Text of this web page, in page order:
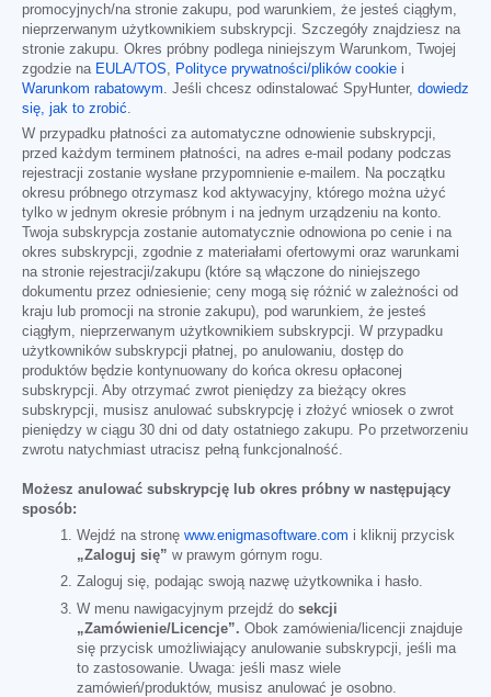
promocyjnych/na stronie zakupu, pod warunkiem, że jesteś ciągłym,
nieprzerwanym użytkownikiem subskrypcji. Szczegóły znajdziesz na
stronie zakupu. Okres próbny podlega niniejszym Warunkom, Twojej
zgodzie na EULA/TOS, Polityce prywatności/plików cookie i
Warunkom rabatowym. Jeśli chcesz odinstalować SpyHunter, dowiedz
się, jak to zrobić.
W przypadku płatności za automatyczne odnowienie subskrypcji,
przed każdym terminem płatności, na adres e-mail podany podczas
rejestracji zostanie wysłane przypomnienie e-mailem. Na początku
okresu próbnego otrzymasz kod aktywacyjny, którego można użyć
tylko w jednym okresie próbnym i na jednym urządzeniu na konto.
Twoja subskrypcja zostanie automatycznie odnowiona po cenie i na
okres subskrypcji, zgodnie z materiałami ofertowymi oraz warunkami
na stronie rejestracji/zakupu (które są włączone do niniejszego
dokumentu przez odniesienie; ceny mogą się różnić w zależności od
kraju lub promocji na stronie zakupu), pod warunkiem, że jesteś
ciągłym, nieprzerwanym użytkownikiem subskrypcji. W przypadku
użytkowników subskrypcji płatnej, po anulowaniu, dostęp do
produktów będzie kontynuowany do końca okresu opłaconej
subskrypcji. Aby otrzymać zwrot pieniędzy za bieżący okres
subskrypcji, musisz anulować subskrypcję i złożyć wniosek o zwrot
pieniędzy w ciągu 30 dni od daty ostatniego zakupu. Po przetworzeniu
zwrotu natychmiast utracisz pełną funkcjonalność.
Możesz anulować subskrypcję lub okres próbny w następujący
sposób:
Wejdź na stronę www.enigmasoftware.com i kliknij przycisk
„Zaloguj się” w prawym górnym rogu.
Zaloguj się, podając swoją nazwę użytkownika i hasło.
W menu nawigacyjnym przejdź do sekcji
„Zamówienie/Licencje”. Obok zamówienia/licencji znajduje
się przycisk umożliwiający anulowanie subskrypcji, jeśli ma
to zastosowanie. Uwaga: jeśli masz wiele
zamówień/produktów, musisz anulować je osobno.